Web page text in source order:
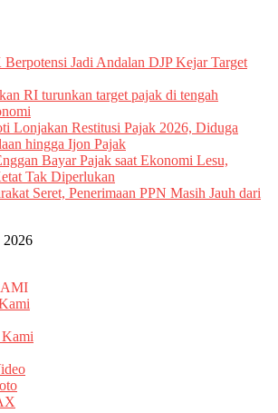
Jadi Andalan DJP Kejar Target
RI turunkan target pajak di tengah
Lonjakan Restitusi Pajak 2026, Diduga
hingga Ijon Pajak
Bayar Pajak saat Ekonomi Lesu,
Tak Diperlukan
Seret, Penerimaan PPN Masih Jauh dari
2026
Kami